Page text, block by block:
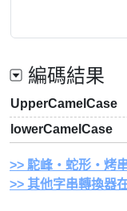
編碼結果
UpperCamelCase
lowerCamelCase
駝峰・蛇形・烤
其他字串轉換器